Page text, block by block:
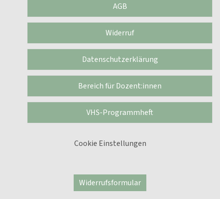
AGB
Widerruf
Datenschutzerklärung
Bereich für Dozent:innen
VHS-Programmheft
Cookie Einstellungen
Widerrufsformular